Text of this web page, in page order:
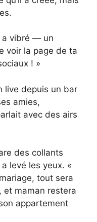
a vibré — un
voir la page de ta
! »
live depuis un bar
amies,
avec des airs
des collants
levé les yeux. «
tout sera
et maman restera
appartement